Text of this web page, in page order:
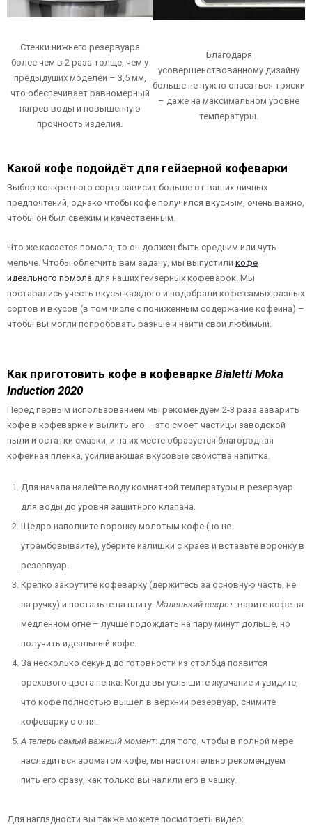
Стенки нижнего резервуара
более чем в 2 раза толще, чем у
предыдущих моделей – 3,5 мм,
что обеспечивает равномерный
нагрев воды и повышенную
прочность изделия.
Благодаря
усовершенствованному дизайну
больше не нужно опасаться тряски
– даже на максимальном уровне
температуры.
Какой кофе подойдёт для гейзерной кофеварки
Выбор конкретного сорта зависит больше от ваших личных
предпочтений, однако чтобы кофе получился вкусным, очень важно,
чтобы он был свежим и качественным.
Что же касается помола, то он должен быть средним или чуть
мельче. Чтобы облегчить вам задачу, мы выпустили кофе
идеального помола для наших гейзерных кофеварок. Мы
постарались учесть вкусы каждого и подобрали кофе самых разных
сортов и вкусов (в том числе с пониженным содержание кофеина) –
чтобы вы могли попробовать разные и найти свой любимый.
Как приготовить кофе в кофеварке Bialetti Moka
Induction 2020
Перед первым использованием мы рекомендуем 2-3 раза заварить
кофе в кофеварке и вылить его – это смоет частицы заводской
пыли и остатки смазки, и на их месте образуется благородная
кофейная плёнка, усиливающая вкусовые свойства напитка.
Для начала налейте воду комнатной температуры в резервуар
для воды до уровня защитного клапана.
Щедро наполните воронку молотым кофе (но не
утрамбовывайте), уберите излишки с краёв и вставьте воронку в
резервуар.
Крепко закрутите кофеварку (держитесь за основную часть, не
за ручку) и поставьте на плиту. Маленький секрет: варите кофе на
медленном огне – лучше подождать на пару минут дольше, но
получить идеальный кофе.
За несколько секунд до готовности из столбца появится
орехового цвета пенка. Когда вы услышите журчание и увидите,
что кофе полностью вышел в верхний резервуар, снимите
кофеварку с огня.
А теперь самый важный момент: для того, чтобы в полной мере
насладиться ароматом кофе, мы настоятельно рекомендуем
пить его сразу, как только вы налили его в чашку.
Для наглядности вы также можете посмотреть видео: